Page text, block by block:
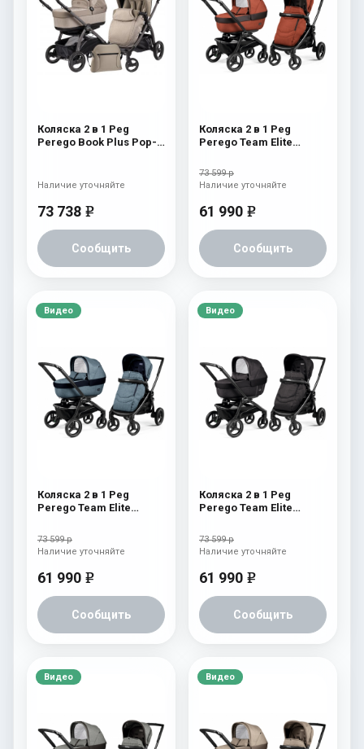
Коляска 2 в 1 Peg
Perego Book Plus Pop-
Pop-Up Completo)
73 738 e
Сообщить
Наличие уточняйте
Коляска 2 в 1 Peg
Perego Team Elite
73 599 р
61 990 e
Сообщить
Наличие уточняйте
Видео
Коляска 2 в 1 Peg
Perego Team Elite
73 599 р
61 990 e
Сообщить
Наличие уточняйте
Видео
Коляска 2 в 1 Peg
Perego Team Elite
73 599 р
61 990 e
Сообщить
Наличие уточняйте
Видео Видео